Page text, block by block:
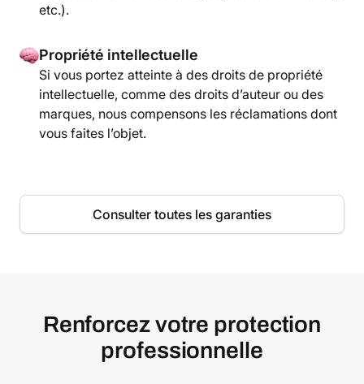
etc.).
Propriété intellectuelle
Si vous portez atteinte à des droits de propriété
intellectuelle, comme des droits d’auteur ou des
marques, nous compensons les réclamations dont
vous faites l’objet.
Consulter toutes les garanties
Renforcez votre protection
professionnelle